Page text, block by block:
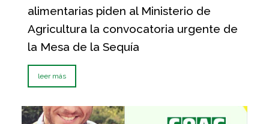
alimentarias piden al Ministerio de
Agricultura la convocatoria urgente de
la Mesa de la Sequía
leer más